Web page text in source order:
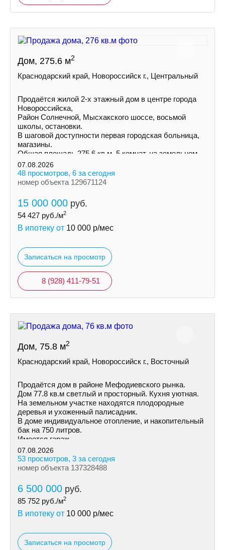
Дом, 275.6 м2
Краснодарский край, Новороссийск г., Центральный
Пpoдаётся жилой 2-х этажный дом в центре города
Нoвороccийскa,
Район Солнечной, Mыcxaкского шоссе, восьмой
школы, остановки.
В шаговой доступности первая городская больница,
магазины.
Общая площадь 275,6 кв.м. 5 комнат, на земельном
участке 3 сотки ИЖС
07.08.2026
48 просмотров, 6 за сегодня
номер объекта 129671124
15 000 000 руб.
54 427 руб./м2
В ипотеку от 10 000 р/мес
Записаться на просмотр
8 (928) 411-79-51
Дом, 75.8 м2
Краснодарский край, Новороссийск г., Восточный
Продаётся дом в районе Мефодиевского рынка.
Дом 77.8 кв.м светлый и просторный. Кухня уютная.
На земельном участке находятся плодородные
деревья и ухоженный палисадник.
В доме индивидуальное отопление, и накопительный
бак на 750 литров.
Имеется гараж.
07.08.2026
53 просмотров, 3 за сегодня
номер объекта 137328488
6 500 000 руб.
85 752 руб./м2
В ипотеку от 10 000 р/мес
Записаться на просмотр